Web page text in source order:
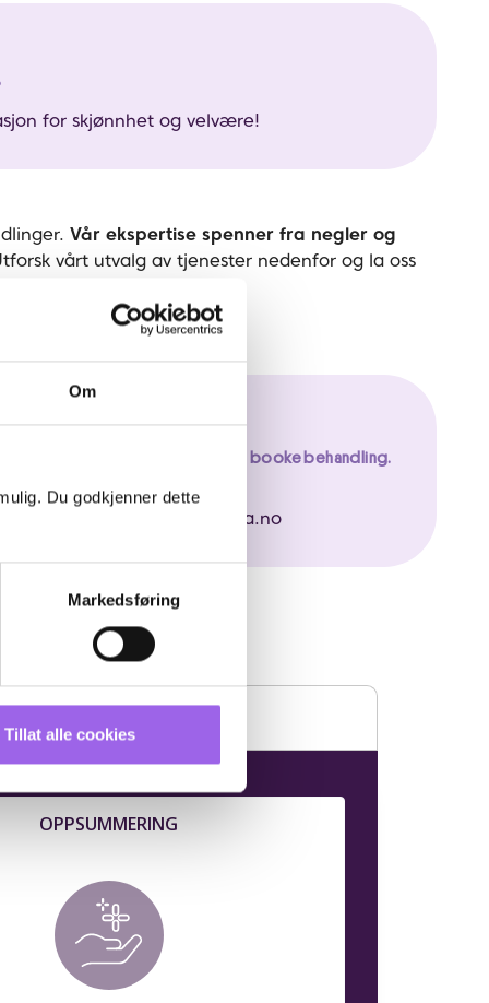
Om
Du godkjenner dette
Markedsføring
Tillat alle cookies
for skjønnhet og velvære!
Vår ekspertise spenner fra negler og
vårt utvalg av tjenester nedenfor og la oss
Vita Elverum
e-post eller ring butikken for å booke behandling.
Telefon: 62 41 14 74